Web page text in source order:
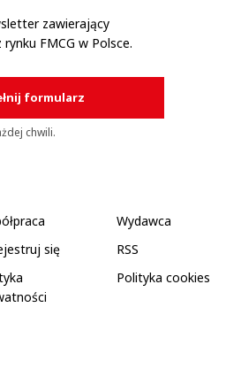
zawierający
FMCG w Polsce.
formularz
chwili.
Wydawca
się
RSS
Polityka cookies